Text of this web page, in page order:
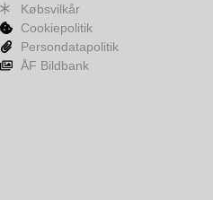
Købsvilkår
Cookiepolitik
Persondatapolitik
ÅF Bildbank